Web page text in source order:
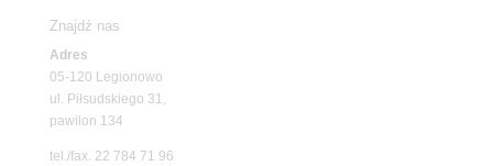
Znajdź nas
Adres
05-120 Legionowo
ul. Piłsudskiego 31,
pawilon 134
tel./fax. 22 784 71 96